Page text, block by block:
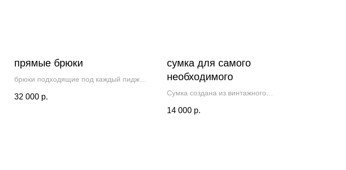
прямые брюки
брюки подходящие под каждый пиджак
32 000 р.
сумка для самого
необходимого
Сумка создана из винтажного
необходимого : телефон, ключи и
14 000 р.